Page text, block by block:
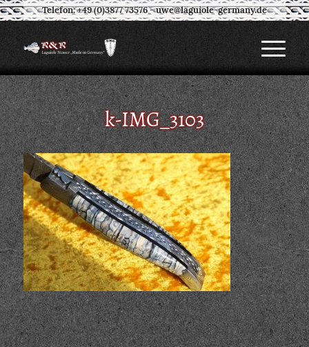
Telefon: +49 (0)3877 73576-uwe@laguiole-germany.de
k-IMG_3103